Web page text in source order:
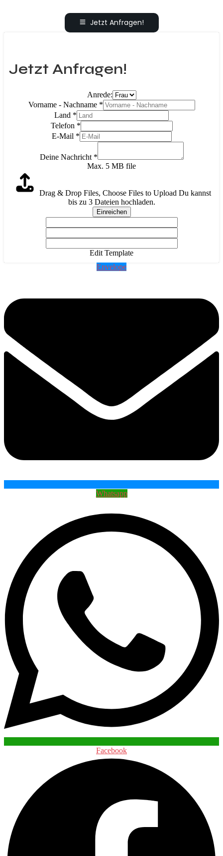
Jetzt Anfragen!
Jetzt Anfragen!
Anrede:
Vorname - Nachname *
Land *
Telefon *
E-Mail *
Deine Nachricht *
Max. 5 MB file
Drag & Drop Files, Choose Files to Upload Du kannst
bis zu 3 Dateien hochladen.
Einreichen
Edit Template
Envelope
Whatsapp
Facebook